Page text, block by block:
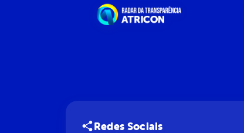
Redes Sociais